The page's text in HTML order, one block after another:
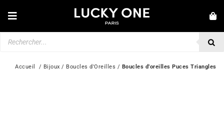
auToggle
Navigation
Accueil
  /
Bijoux / Boucles d'Oreilles / Boucles d’oreilles Puces Triangles